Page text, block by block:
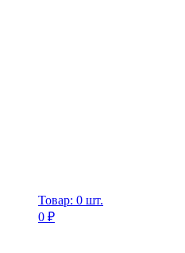
Товар: 0 шт.
0 ₽